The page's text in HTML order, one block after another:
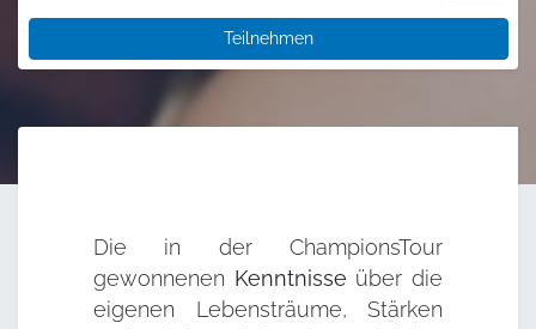
Teilnehmen
Die in der ChampionsTour
gewonnenen Kenntnisse über die
eigenen Lebensträume, Stärken